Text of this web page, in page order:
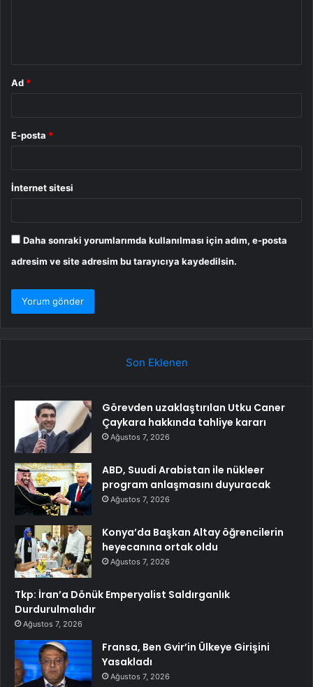
Ad *
E-posta *
İnternet sitesi
Daha sonraki yorumlarımda kullanılması için adım, e-posta
adresim ve site adresim bu tarayıcıya kaydedilsin.
Son Eklenen
Görevden uzaklaştırılan Utku Caner
Çaykara hakkında tahliye kararı
Ağustos 7, 2026
ABD, Suudi Arabistan ile nükleer
program anlaşmasını duyuracak
Ağustos 7, 2026
Konya’da Başkan Altay öğrencilerin
heyecanına ortak oldu
Ağustos 7, 2026
Tkp: İran’a Dönük Emperyalist Saldırganlık
Durdurulmalıdır
Ağustos 7, 2026
Fransa, Ben Gvir’in Ülkeye Girişini
Yasakladı
Ağustos 7, 2026